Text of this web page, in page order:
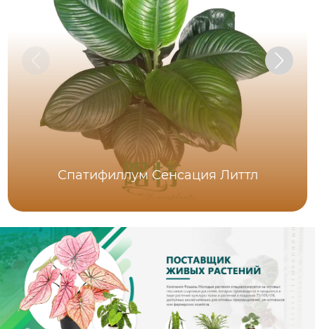
Спатифиллум Сенсация Литтл